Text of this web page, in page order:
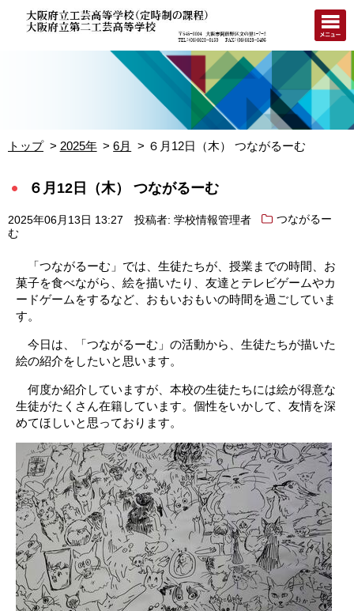
トップ 2025年 6月 ６月12日（木） つながるーむ
６月12日（木） つながるーむ
2025年06月13日 13:27 投稿者: 学校情報管理者
つながるー
む
「つながるーむ」では、生徒たちが、授業までの時間、お
菓子を食べながら、絵を描いたり、友達とテレビゲームやカ
ードゲームをするなど、おもいおもいの時間を過ごしていま
す。
今日は、「つながるーむ」の活動から、生徒たちが描いた
絵の紹介をしたいと思います。
何度か紹介していますが、本校の生徒たちには絵が得意な
生徒がたくさん在籍しています。個性をいかして、友情を深
めてほしいと思っております。